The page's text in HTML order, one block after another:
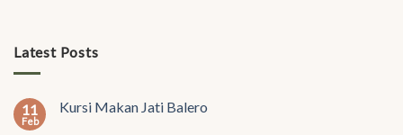
Latest Posts
11
Feb
Kursi Makan Jati Balero